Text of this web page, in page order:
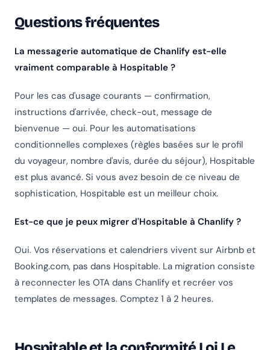
Questions fréquentes
La messagerie automatique de Chanlify est-elle
vraiment comparable à Hospitable ?
Pour les cas d'usage courants — confirmation,
instructions d'arrivée, check-out, message de
bienvenue — oui. Pour les automatisations
conditionnelles complexes (règles basées sur le profil
du voyageur, nombre d'avis, durée du séjour), Hospitable
est plus avancé. Si vous avez besoin de ce niveau de
sophistication, Hospitable est un meilleur choix.
Est-ce que je peux migrer d'Hospitable à Chanlify ?
Oui. Vos réservations et calendriers vivent sur Airbnb et
Booking.com, pas dans Hospitable. La migration consiste
à reconnecter les OTA dans Chanlify et recréer vos
templates de messages. Comptez 1 à 2 heures.